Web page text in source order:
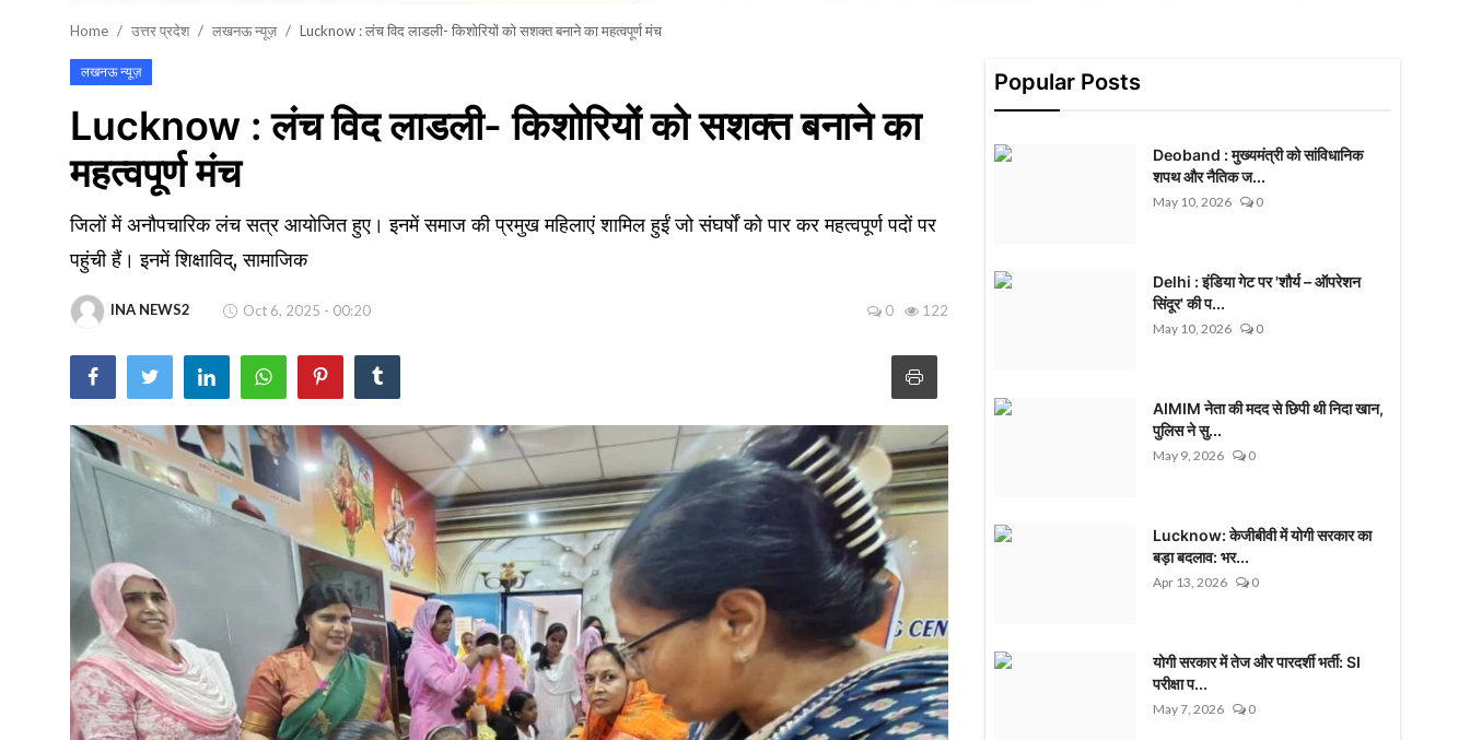
वायरल न्यूज़
Home उत्तर प्रदेश लखनऊ न्यूज़ Lucknow : लंच विद लाडली- किशोरियों को सशक्त बनाने का महत्वपूर्ण मंच
लखनऊ न्यूज़
Lucknow : लंच विद लाडली- किशोरियों को सशक्त बनाने का
महत्वपूर्ण मंच
जिलों में अनौपचारिक लंच सत्र आयोजित हुए। इनमें समाज की प्रमुख महिलाएं शामिल हुईं जो संघर्षों को पार कर महत्वपूर्ण पदों पर
पहुंची हैं। इनमें शिक्षाविद्, सामाजिक
INA NEWS2 Oct 6, 2025 - 00:20 0 122
Popular Posts
Deoband : मुख्यमंत्री को सांविधानिक
शपथ और नैतिक ज...
May 10, 2026 0
Delhi : इंडिया गेट पर 'शौर्य – ऑपरेशन
सिंदूर' की प...
May 10, 2026 0
AIMIM नेता की मदद से छिपी थी निदा खान,
पुलिस ने सु...
May 9, 2026 0
Lucknow: केजीबीवी में योगी सरकार का
बड़ा बदलाव: भर...
Apr 13, 2026 0
योगी सरकार में तेज और पारदर्शी भर्ती: SI
परीक्षा प...
May 7, 2026 0